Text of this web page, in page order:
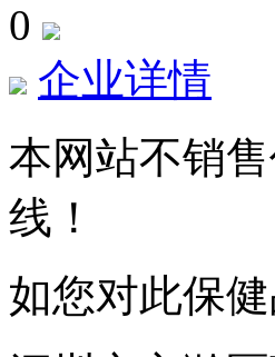
0
企业详情
本网站不销
线！
如您对此保